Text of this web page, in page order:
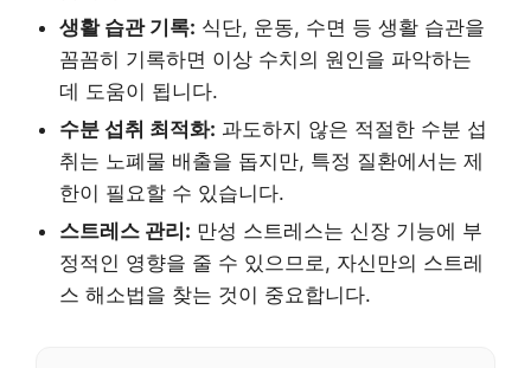
생활 습관 기록: 식단, 운동, 수면 등 생활 습관을
꼼꼼히 기록하면 이상 수치의 원인을 파악하는
데 도움이 됩니다.
수분 섭취 최적화: 과도하지 않은 적절한 수분 섭
취는 노폐물 배출을 돕지만, 특정 질환에서는 제
한이 필요할 수 있습니다.
스트레스 관리: 만성 스트레스는 신장 기능에 부
정적인 영향을 줄 수 있으므로, 자신만의 스트레
스 해소법을 찾는 것이 중요합니다.